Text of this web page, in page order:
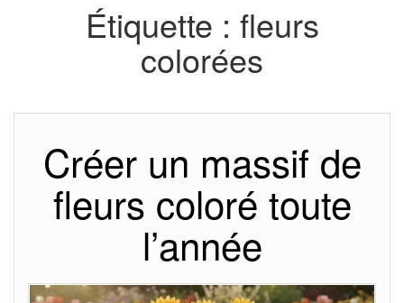
Étiquette : fleurs
colorées
Créer un massif de
fleurs coloré toute
l’année